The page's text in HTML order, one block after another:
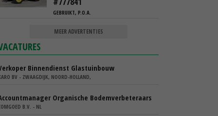
GEBRUIKT, P.O.A.
MEER ADVERTENTIES
Binnendienst Glastuinbouw
BV - ZWAAGDIJK, NOORD-HOLLAND,
Organische Bodemverbeteraars
B.V. - NL